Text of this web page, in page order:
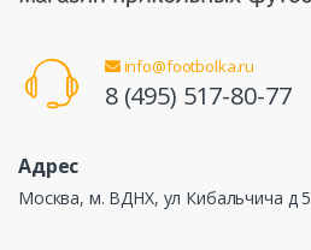
info@footbolka.ru
8 (495) 517-80-77
Адрес
Москва, м. ВДНХ, ул Кибальчича д 5